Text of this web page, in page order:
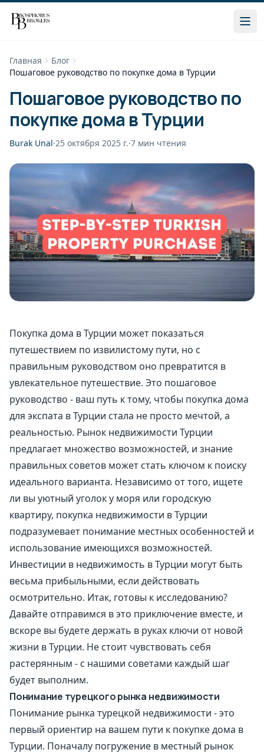
Главная
Блог
Пошаговое руководство по покупке дома в Турции
Пошаговое руководство по
покупке дома в Турции
Burak Unal·25 октября 2025 г.·7 мин чтения
Покупка дома в Турции может показаться
путешествием по извилистому пути, но с
правильным руководством оно превратится в
увлекательное путешествие. Это пошаговое
руководство - ваш путь к тому, чтобы покупка дома
для экспата в Турции стала не просто мечтой, а
реальностью. Рынок недвижимости Турции
предлагает множество возможностей, и знание
правильных советов может стать ключом к поиску
идеального варианта. Независимо от того, ищете
ли вы уютный уголок у моря или городскую
квартиру, покупка недвижимости в Турции
подразумевает понимание местных особенностей и
использование имеющихся возможностей.
Инвестиции в недвижимость в Турции могут быть
весьма прибыльными, если действовать
осмотрительно. Итак, готовы к исследованию?
Давайте отправимся в это приключение вместе, и
вскоре вы будете держать в руках ключи от новой
жизни в Турции. Не стоит чувствовать себя
растерянным - с нашими советами каждый шаг
будет выполним.
Понимание турецкого рынка недвижимости
Понимание рынка турецкой недвижимости - это
первый ориентир на вашем пути к покупке дома в
Турции. Поначалу погружение в местный рынок